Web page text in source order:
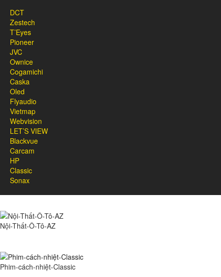
DCT
Zestech
T’Eyes
Pioneer
JVC
Ownice
Cogamichi
Caska
Oled
Flyaudio
Vietmap
Webvision
LET’S VIEW
Blackvue
Carcam
HP
Classic
Sonax
Nội-Thất-Ô-Tô-AZ
Phim-cách-nhiệt-Classic